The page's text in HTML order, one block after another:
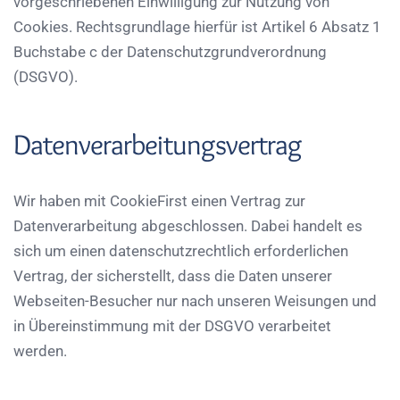
Cookies. Rechtsgrundlage hierfür ist Artikel 6 Absatz 1
Buchstabe c der Datenschutzgrundverordnung
(DSGVO).
Datenverarbeitungsvertrag
Wir haben mit CookieFirst einen Vertrag zur
Datenverarbeitung abgeschlossen. Dabei handelt es
sich um einen datenschutzrechtlich erforderlichen
Vertrag, der sicherstellt, dass die Daten unserer
Webseiten-Besucher nur nach unseren Weisungen und
in Übereinstimmung mit der DSGVO verarbeitet
werden.